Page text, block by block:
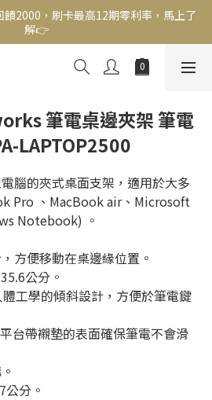
2000，刷卡最高12期零利率，馬上了
解👉
2000，刷卡最高12期零利率，馬上了
解👉
銀角零卡分期，輕鬆打包
解👉筆電桌邊夾架 筆電
LAPTOP2500
腦的夾式桌面支架，適用於大多
Pro 、MacBook air、Microsoft
Notebook) 。
方便移動在桌邊緣位置。
公分。
體工學的傾斜設計，方便於筆電鍵
台帶襯墊的表面確保筆電不會滑
公分。